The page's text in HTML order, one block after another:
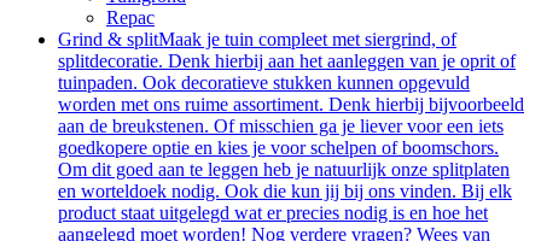
Repac
Grind & splitMaak je tuin compleet met siergrind, of
splitdecoratie. Denk hierbij aan het aanleggen van je oprit of
tuinpaden. Ook decoratieve stukken kunnen opgevuld
worden met ons ruime assortiment. Denk hierbij bijvoorbeeld
aan de breukstenen. Of misschien ga je liever voor een iets
goedkopere optie en kies je voor schelpen of boomschors.
Om dit goed aan te leggen heb je natuurlijk onze splitplaten
en worteldoek nodig. Ook die kun jij bij ons vinden. Bij elk
product staat uitgelegd wat er precies nodig is en hoe het
aangelegd moet worden! Nog verdere vragen? Wees van